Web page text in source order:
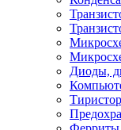
Диоды,